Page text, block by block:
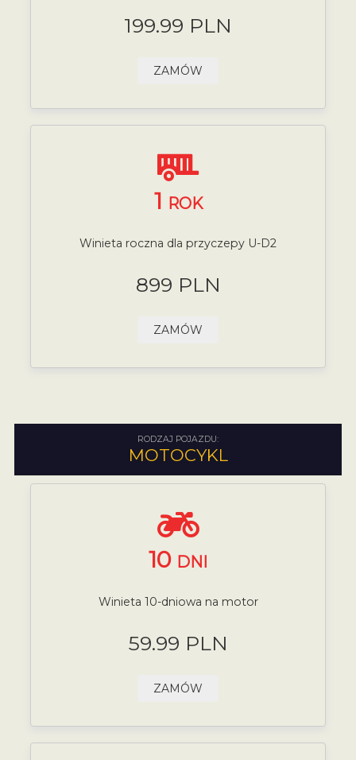
199.99 PLN
ZAMÓW
1 ROK
Winieta roczna dla przyczepy U-D2
899 PLN
ZAMÓW
RODZAJ POJAZDU:
MOTOCYKL
10 DNI
Winieta 10-dniowa na motor
59.99 PLN
ZAMÓW